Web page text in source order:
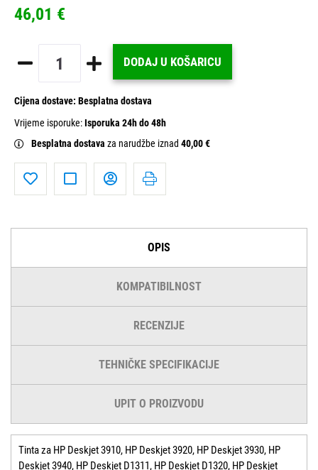
46,01 €
DODAJ U KOŠARICU
Cijena dostave: Besplatna dostava
Vrijeme isporuke:Isporuka 24h do 48h
Besplatna dostava za narudžbe iznad 40,00 €
OPIS
KOMPATIBILNOST
RECENZIJE
TEHNIČKE SPECIFIKACIJE
UPIT O PROIZVODU
Tinta za HP Deskjet 3910, HP Deskjet 3920, HP Deskjet 3930, HP
Deskjet 3940, HP Deskjet D1311, HP Deskjet D1320, HP Deskjet